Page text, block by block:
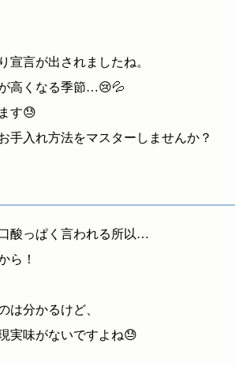
宣言が出されましたね。
高くなる季節…😢💦
す😓
手入れ方法をマスターしませんか？
酸っぱく言われる所以…
ら！
は分かるけど、
実味がないですよね😓